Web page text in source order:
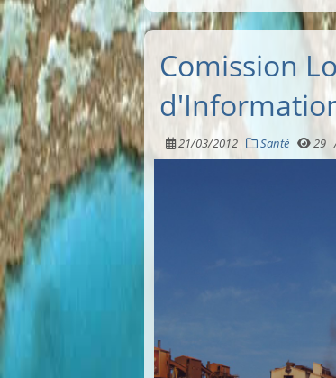
Comission
21/03/2012 Santé 29